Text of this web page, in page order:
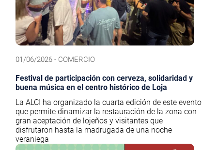
01/06/2026 - COMERCIO
Festival de participación con cerveza, solidaridad y
buena música en el centro histórico de Loja
La ALCI ha organizado la cuarta edición de este evento
que permite dinamizar la restauración de la zona con
gran aceptación de lojeños y visitantes que
disfrutaron hasta la madrugada de una noche
veraniega